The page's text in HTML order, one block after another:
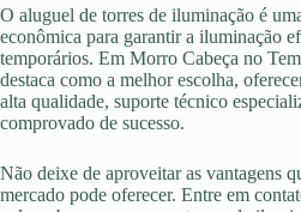
O aluguel de torres de iluminação é
econômica para garantir a iluminação
temporários. Em Morro Cabeça no
destaca como a melhor escolha,
alta qualidade, suporte técnico
comprovado de sucesso.
Não deixe de aproveitar as vantagens
mercado pode oferecer. Entre em